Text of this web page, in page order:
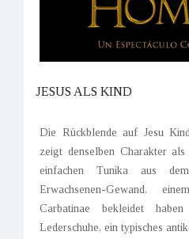
JESUS ALS KIND
Die Rückblende auf Jesu
zeigt denselben Charakter
einfachen Tunika aus
Erwachsenen-Gewand,
Carbatinae bekleidet
Lederschuhe, ein typisches